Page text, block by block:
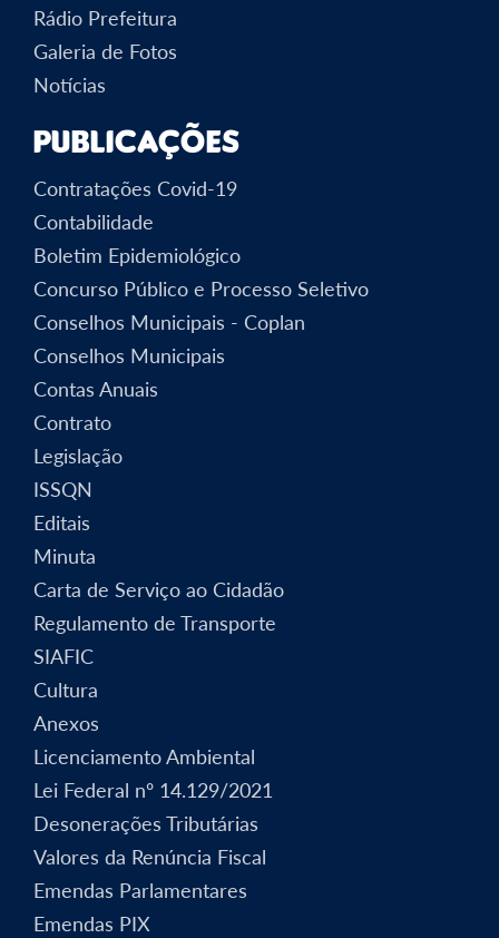
Rádio Prefeitura
Galeria de Fotos
Notícias
Publicações
Contratações Covid-19
Contabilidade
Boletim Epidemiológico
Concurso Público e Processo Seletivo
Conselhos Municipais - Coplan
Conselhos Municipais
Contas Anuais
Contrato
Legislação
ISSQN
Editais
Minuta
Carta de Serviço ao Cidadão
Regulamento de Transporte
SIAFIC
Cultura
Anexos
Licenciamento Ambiental
Lei Federal nº 14.129/2021
Desonerações Tributárias
Valores da Renúncia Fiscal
Emendas Parlamentares
Emendas PIX